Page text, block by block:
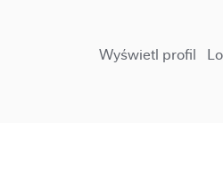
Wyświetl profil